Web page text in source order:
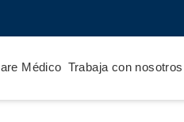
Médico Trabaja con nosotros